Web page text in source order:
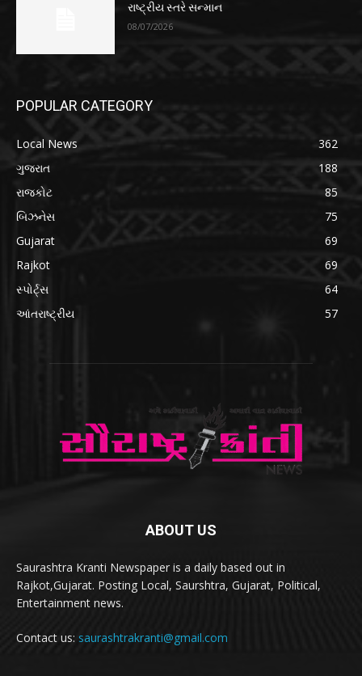
રાષ્ટ્રીય સ્તરે સન્માન
08/07/2026
POPULAR CATEGORY
Local News
362
ગુજરાત
188
રાજકોટ
85
બિઝનેસ
75
Gujarat
69
Rajkot
69
સ્પોર્ટ્સ
64
આંતરાષ્ટ્રીય
57
ABOUT US
Saurashtra Kranti Newspaper is a daily based out in
Rajkot,Gujarat. Posting Local, Saurshtra, Gujarat, Political,
Entertainment news.
Contact us: saurashtrakranti@gmail.com